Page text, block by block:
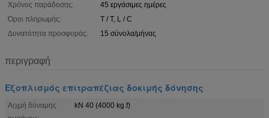
Χρόνος παράδοσης:
45 εργάσιμες ημέρες
Όροι πληρωμής:
T / T, L / C
Δυνατότητα προσφοράς:
15 σύνολα/μήνας
περιγραφή
Εξοπλισμός επιτραπέζιας δοκιμής δόνησης
Αιχμή δύναμης
kN 40 (4000 kg.f)